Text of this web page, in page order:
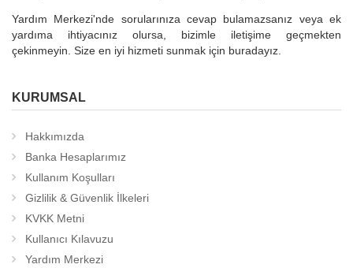
Yardım Merkezi'nde sorularınıza cevap bulamazsanız veya ek
yardıma ihtiyacınız olursa, bizimle iletişime geçmekten
çekinmeyin. Size en iyi hizmeti sunmak için buradayız.
KURUMSAL
Hakkımızda
Banka Hesaplarımız
Kullanım Koşulları
Gizlilik & Güvenlik İlkeleri
KVKK Metni
Kullanıcı Kılavuzu
Yardım Merkezi